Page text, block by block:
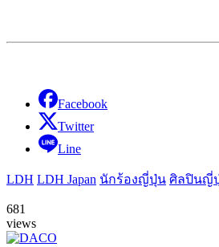
Facebook
Twitter
Line
LDH LDH Japan นักร้องญี่ปุ่น ศิลปินญี่
681
views